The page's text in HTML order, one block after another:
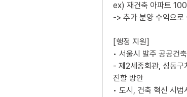
ex) 재건축 아파트
-> 추가 분양 수익으로
[행정 지원]
• 서울시 발주 공공건
- 제2세종회관, 성동구
진할 방안
• 도시, 건축 혁신 시